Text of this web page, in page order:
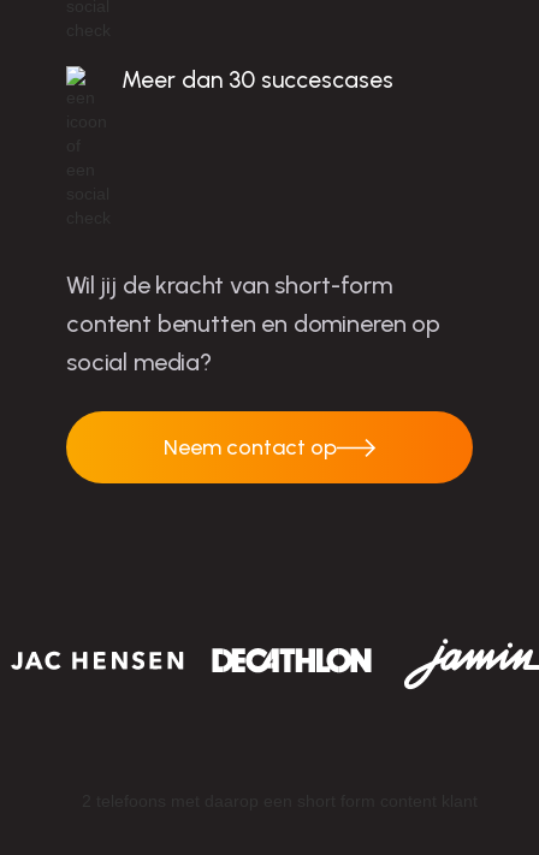
Meer dan 30 succescases
Wil jij de kracht van short-form
content benutten en domineren op
social media?
Neem contact op